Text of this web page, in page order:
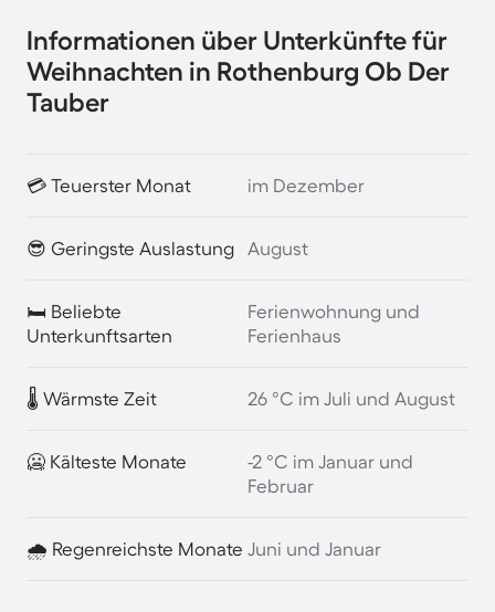
Informationen über Unterkünfte für
Weihnachten in Rothenburg Ob Der
Tauber
💳 Teuerster Monat im Dezember
😎 Geringste Auslastung August
🛏️ Beliebte
Unterkunftsarten
Ferienwohnung und
Ferienhaus
🌡️ Wärmste Zeit 26 °C im Juli und August
🥶 Kälteste Monate
-2 °C im Januar und
Februar
🌧️ Regenreichste Monate Juni und Januar